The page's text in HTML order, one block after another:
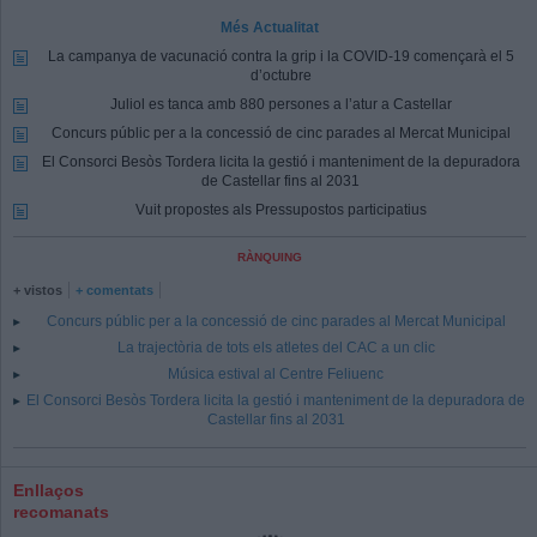
Més Actualitat
La campanya de vacunació contra la grip i la COVID-19 començarà el 5
d’octubre
Juliol es tanca amb 880 persones a l’atur a Castellar
Concurs públic per a la concessió de cinc parades al Mercat Municipal
El Consorci Besòs Tordera licita la gestió i manteniment de la depuradora
de Castellar fins al 2031
Vuit propostes als Pressupostos participatius
RÀNQUING
+ vistos + comentats
Concurs públic per a la concessió de cinc parades al Mercat Municipal
La trajectòria de tots els atletes del CAC a un clic
Música estival al Centre Feliuenc
El Consorci Besòs Tordera licita la gestió i manteniment de la depuradora de
Castellar fins al 2031
Enllaços
recomanats